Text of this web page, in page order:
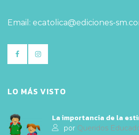
Email: ecatolica@ediciones-
LO MÁS VISTO
La importancia de la
por Queridos